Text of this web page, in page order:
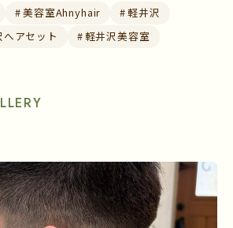
#美容室Ahnyhair #軽井沢
アセット #軽井沢美容室